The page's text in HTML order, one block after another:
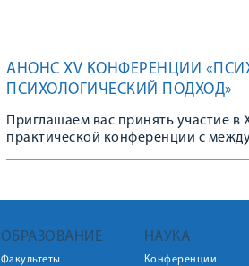
АНОНС XV КОНФЕРЕНЦИИ
ПСИХОЛОГИЧЕСКИЙ ПОДХОД»
Приглашаем вас принять участие
практической конференции с
ОБРАЗОВАНИЕ
Факультеты
НАУКА
Конференции